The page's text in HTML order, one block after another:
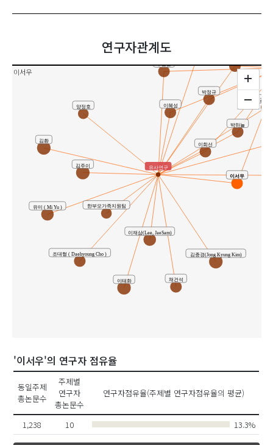
연구자관계도
이서우
박정규
김시진
이혜성
박하늘
이희선
주문솔
김종경(Jong Kyung Kim)
김주이
김환
양정호
유미 ( Mi Yu )
이재삼(Lee, JaeSam)
이태화
조대형 ( Daehyoung Cho )
주문솔
채건석
한부모가족지원팀
이서우
유사연구
'이서우'의 연구자 점유율
동일주제
총논문수
주제별
연구자
총논문수
연구자점유율(주제별 연구자점유율의 평균)
1,238 10 13.3%